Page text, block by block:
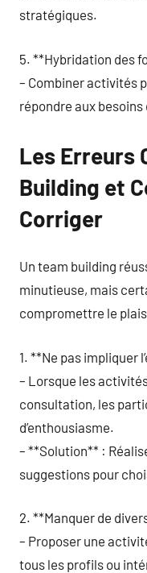
stratégiques.
5. **Hybridation des
– Combiner activités
répondre aux
Les Erreurs
Building et
Corriger
Un team building
minutieuse, mais
compromettre le
1. **Ne pas impliquer
– Lorsque les
consultation, les
d’enthousiasme.
– **Solution** :
suggestions pour
2. **Manquer de
– Proposer une
tous les profils ou